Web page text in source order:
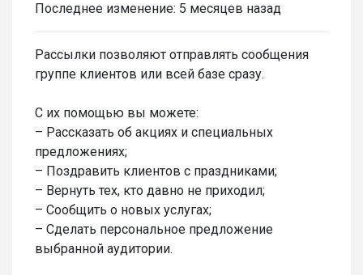
Последнее изменение: 5 месяцев назад
Рассылки позволяют отправлять сообщения
группе клиентов или всей базе сразу.
С их помощью вы можете:
– Рассказать об акциях и специальных
предложениях;
– Поздравить клиентов с праздниками;
– Вернуть тех, кто давно не приходил;
– Сообщить о новых услугах;
– Сделать персональное предложение
выбранной аудитории.